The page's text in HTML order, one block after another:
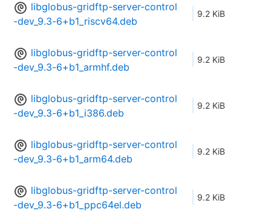
libglobus-gridftp-server-control
-dev_9.3-6+b1_riscv64.deb
9.2 KiB
libglobus-gridftp-server-control
-dev_9.3-6+b1_armhf.deb
9.2 KiB
libglobus-gridftp-server-control
-dev_9.3-6+b1_i386.deb
9.2 KiB
libglobus-gridftp-server-control
-dev_9.3-6+b1_arm64.deb
9.2 KiB
libglobus-gridftp-server-control
-dev_9.3-6+b1_ppc64el.deb
9.2 KiB